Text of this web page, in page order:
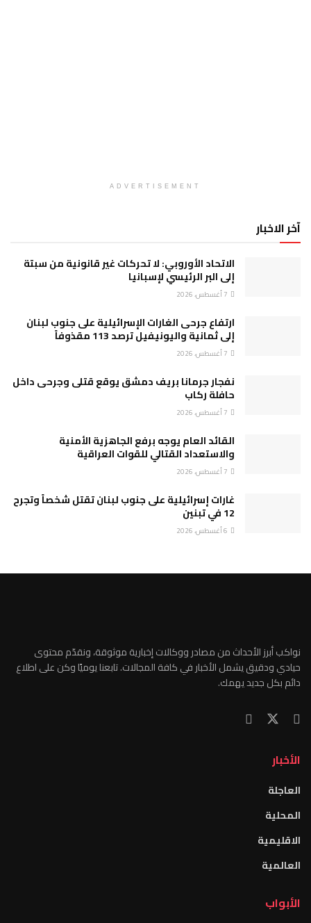
ADVERTISEMENT
آخر الاخبار
الاتحاد الأوروبي: لا تحركات غير قانونية من سبتة
إلى البر الرئيسي لإسبانيا
ارتفاع جرحى الغارات الإسرائيلية على جنوب لبنان
إلى ثمانية واليونيفيل ترصد 113 مقذوفاً
نفجار جرمانا بريف دمشق يوقع قتلى وجرحى داخل
حافلة ركاب
القائد العام يوجه برفع الجاهزية الأمنية
والاستعداد القتالي للقوات العراقية
غارات إسرائيلية على جنوب لبنان تقتل شخصاً وتجرح
12 في تبنين
نواكب أبرز الأحداث من مصادر ووكالات إخبارية موثوقة، ونقدّم محتوى
حيادي ودقيق يشمل الأخبار في كافة المجالات. تابعنا يوميًا وكن على اطلاع
دائم بكل جديد يهمك.
الأخبار
العاجلة
المحلية
الاقليمية
العالمية
الأبواب